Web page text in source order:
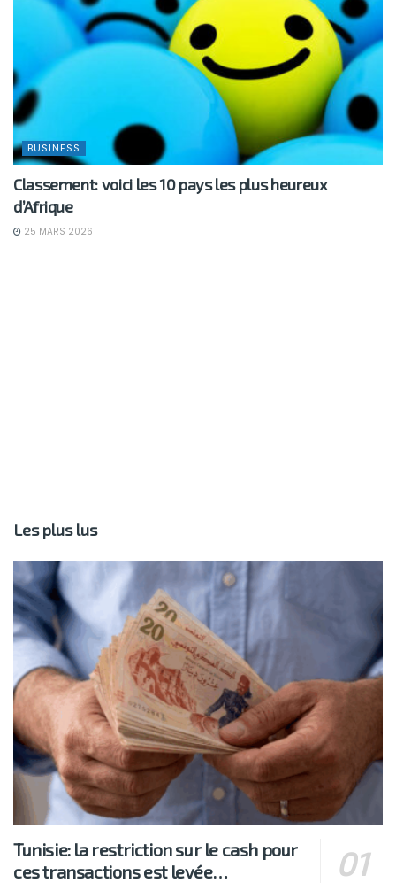
BUSINESS
Classement: voici les 10 pays les plus heureux
d’Afrique
25 MARS 2026
Les plus lus
Tunisie: la restriction sur le cash pour
ces transactions est levée…